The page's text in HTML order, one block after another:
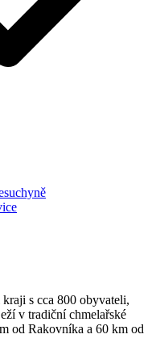
s cca 800 obyvateli,
v tradiční chmelařské
od Rakovníka a 60 km od